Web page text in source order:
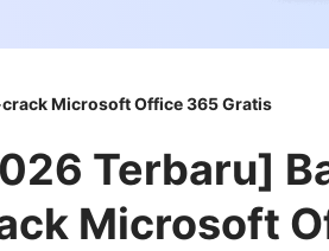
Microsoft Office 365 Gratis
Terbaru]
Microsoft